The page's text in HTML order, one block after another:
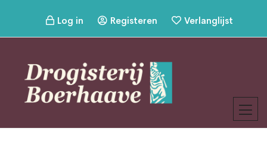
Log in Registeren Verlanglijst